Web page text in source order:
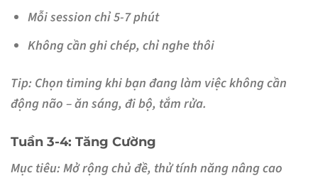
Mỗi session chỉ 5-7 phút
Không cần ghi chép, chỉ nghe thôi
Tip: Chọn timing khi bạn đang làm việc không cần
động não – ăn sáng, đi bộ, tắm rửa.
Tuần 3-4: Tăng Cường
Mục tiêu:Mở rộng chủ đề, thử tính năng nâng cao